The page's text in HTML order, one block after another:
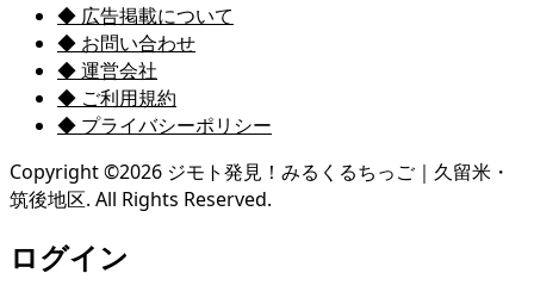
◆ 広告掲載について
◆ お問い合わせ
◆ 運営会社
◆ ご利用規約
◆ プライバシーポリシー
Copyright ©2026 ジモト発見！みるくるちっご｜久留米・
筑後地区. All Rights Reserved.
ログイン